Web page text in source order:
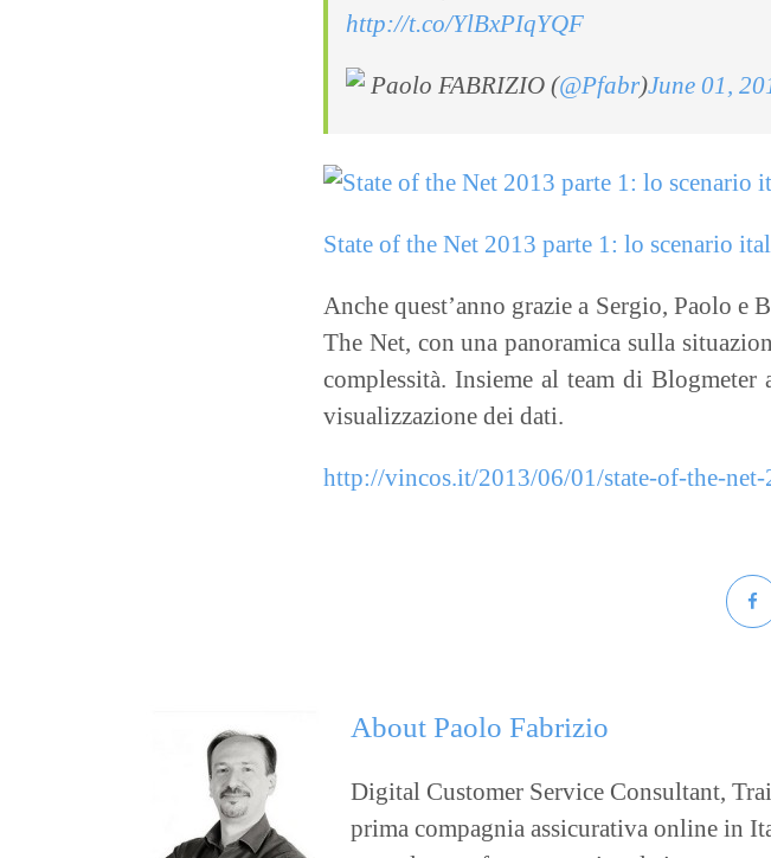
http://t.co/YlBxPIqYQF
Paolo FABRIZIO (@Pfabr)June 01,
State of the Net 2013 parte 1: lo scenario
Anche quest’anno grazie a Sergio, Paolo
The Net, con una panoramica sulla
complessità. Insieme al team di
visualizzazione dei dati.
http://vincos.it/2013/06/01/state-of-the-
About Paolo Fabrizio
Digital Customer Service Consultant,
prima compagnia assicurativa online in